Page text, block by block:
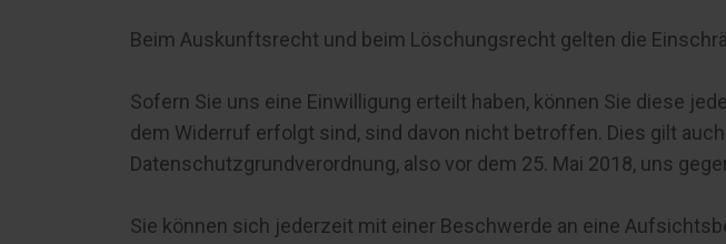
Beim Auskunftsrecht und beim Löschungsrecht gelten die
Sofern Sie uns eine Einwilligung erteilt haben, können Sie diese
dem Widerruf erfolgt sind, sind davon nicht betroffen. Dies gilt
Datenschutzgrundverordnung, also vor dem 25. Mai 2018, uns
Sie können sich jederzeit mit einer Beschwerde an eine